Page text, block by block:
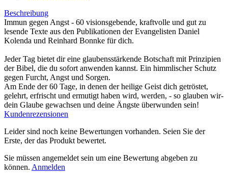
Beschreibung
Immun gegen Angst - 60 visionsgebende, kraftvolle und gut zu
lesende Texte aus den Publikationen der Evangelisten Daniel
Kolenda und Reinhard Bonnke für dich.
Jeder Tag bietet dir eine glaubensstärkende Botschaft mit Prinzipien
der Bibel, die du sofort anwenden kannst. Ein himmlischer Schutz
gegen Furcht, Angst und Sorgen.
Am Ende der 60 Tage, in denen der heilige Geist dich getröstet,
gelehrt, erfrischt und ermutigt haben wird, werden, - so glauben wir-
dein Glaube gewachsen und deine Ängste überwunden sein!
Kundenrezensionen
Leider sind noch keine Bewertungen vorhanden. Seien Sie der
Erste, der das Produkt bewertet.
Sie müssen angemeldet sein um eine Bewertung abgeben zu
können. Anmelden